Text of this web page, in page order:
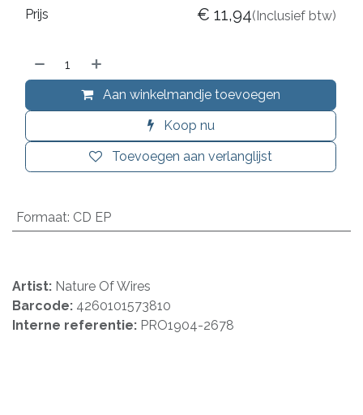
Aan winkelmandje toevoegen
Koop nu
Toevoegen aan verlanglijst
Prijs € 11,94(Inclusief btw)
Formaat: CD EP
Artist: Nature Of Wires
Barcode: 4260101573810
Interne referentie: PRO1904-2678